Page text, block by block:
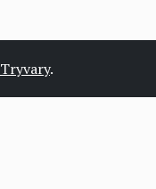
Tryvary.